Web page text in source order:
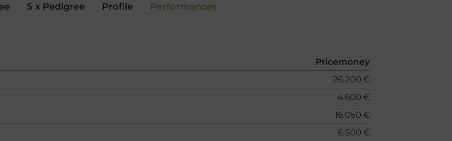
5 x Pedigree Profile Performances
Pricemoney
26.200 €
4.600 €
16.050 €
6.500 €